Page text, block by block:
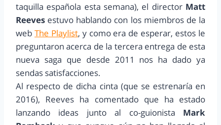
taquilla española esta semana), el director Matt
Reeves estuvo hablando con los miembros de la
web The Playlist, y como era de esperar, estos le
preguntaron acerca de la tercera entrega de esta
nueva saga que desde 2011 nos ha dado ya
sendas satisfacciones.
Al respecto de dicha cinta (que se estrenaría en
2016), Reeves ha comentado que ha estado
lanzando ideas junto al co-guionista Mark